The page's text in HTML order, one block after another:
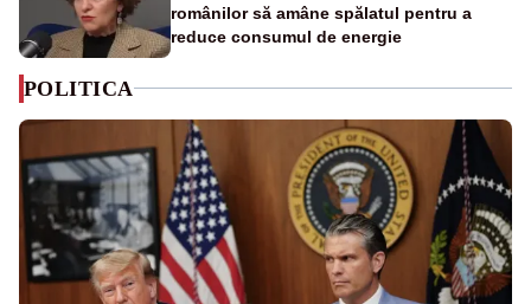
românilor să amâne spălatul pentru a
reduce consumul de energie
POLITICA